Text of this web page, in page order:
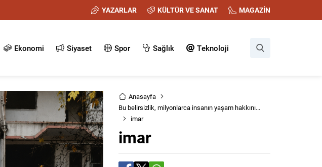
YAZARLAR KÜLTÜR VE SANAT MAGAZİN
Ekonomi Siyaset Spor Sağlık Teknoloji
Anasayfa
Bu belirsizlik, milyonlarca insanın yaşam hakkını...
imar
imar